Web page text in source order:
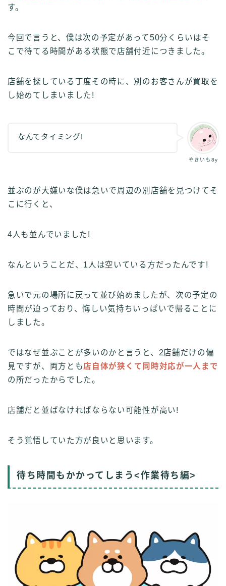
す。
今回で言うと、僕は次の予定があって50分くらいはそ
こで待てる時間がある状態で店舗付近につきました。
店舗を探している丁度その時に、別のお客さんが買取を
し始めてしまいました!
やきいも8y
なんてタイミング!
並ぶのが大嫌いな僕は急いで周辺の別店舗を見つけてそ
こに行くと、
4人も並んでいました!
なんということだ、1人は空いている方だったんです!
急いで元の場所に戻って並び始めましたが、次の予定の
時間が迫っており、悔しい気持ちいっぱいで帰ることに
しました。
ではなぜ並ぶことが多いのかと言うと、2店舗だけの偏
見ですが、両方とも店自体が狭くて同時対応が一人まで
の所だったからでした。
店舗だと並ばなければならない可能性が高い!
そう覚悟していた方が良いと思います。
待ち時間もかかってしまう<作業待ち編>